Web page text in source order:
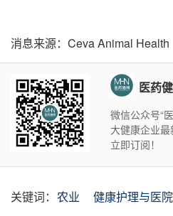
消息来源：Ceva Animal Health
医药
微信公众号“
大健康企业最
立即订阅！
关键词： 农业 健康护理与医院